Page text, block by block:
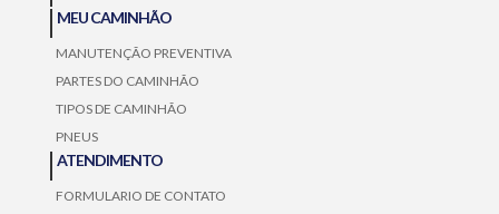
MEU CAMINHÃO
MANUTENÇÃO PREVENTIVA
PARTES DO CAMINHÃO
TIPOS DE CAMINHÃO
PNEUS
ATENDIMENTO
FORMULARIO DE CONTATO